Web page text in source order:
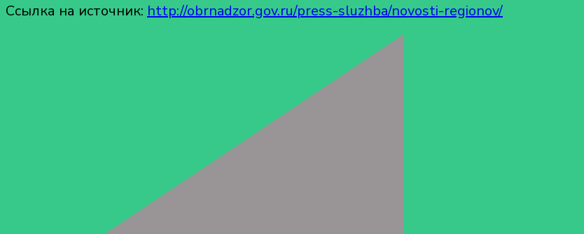
Ссылка на источник: http://obrnadzor.gov.ru/press-sluzhba/novosti-regionov/